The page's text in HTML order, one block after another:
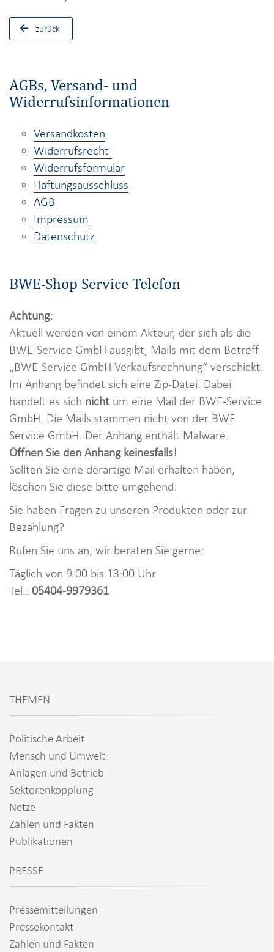
zurück
AGBs, Versand- und
Widerrufsinformationen
Versandkosten
Widerrufsrecht
Widerrufsformular
Haftungsausschluss
AGB
Impressum
Datenschutz
BWE-Shop Service Telefon
Achtung:
Aktuell werden von einem Akteur, der sich als die
BWE-Service GmbH ausgibt, Mails mit dem Betreff
„BWE-Service GmbH Verkaufsrechnung“ verschickt.
Im Anhang befindet sich eine Zip-Datei. Dabei
handelt es sich nicht um eine Mail der BWE-Service
GmbH. Die Mails stammen nicht von der BWE
Service GmbH. Der Anhang enthält Malware.
Öffnen Sie den Anhang keinesfalls!
Sollten Sie eine derartige Mail erhalten haben,
löschen Sie diese bitte umgehend.
Sie haben Fragen zu unseren Produkten oder zur
Bezahlung?
Rufen Sie uns an, wir beraten Sie gerne:
Täglich von 9:00 bis 13:00 Uhr
Tel.: 05404-9979361
THEMEN
Politische Arbeit
Mensch und Umwelt
Anlagen und Betrieb
Sektorenkopplung
Netze
Zahlen und Fakten
Publikationen
PRESSE
Pressemitteilungen
Pressekontakt
Zahlen und Fakten